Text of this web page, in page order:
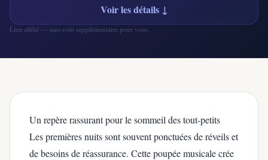
Voir les détails ↓
Lien affilié — sans coût supplémentaire pour vous.
Un repère rassurant pour le sommeil des tout-petits
Les premières nuits sont souvent ponctuées de réveils et
de besoins de réassurance. Cette poupée musicale crée